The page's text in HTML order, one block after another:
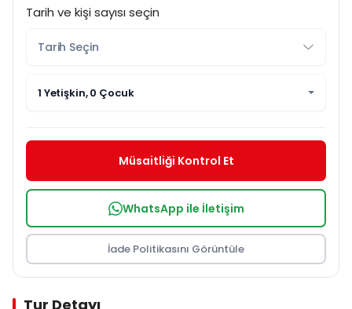
Tur Detayı
Tarih ve kişi sayısı seçin
1 Yetişkin, 0 Çocuk
Müsaitliği Kontrol Et
WhatsApp ile İletişim
İade Politikasını Görüntüle